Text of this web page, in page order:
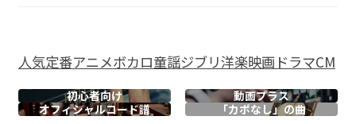
人気定番アニメボカロ童謡ジブリ洋楽映画ドラマCM
初心者向け
動画プラス
オフィシャルコード譜 「カポなし」の曲